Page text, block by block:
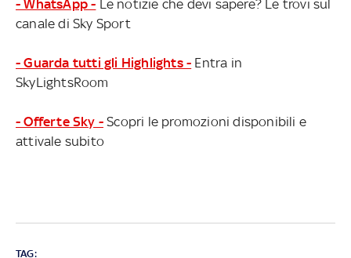
- WhatsApp - Le notizie che devi sapere? Le trovi sul
canale di Sky Sport
- Guarda tutti gli Highlights - Entra in
SkyLightsRoom
- Offerte Sky - Scopri le promozioni disponibili e
attivale subito
TAG: